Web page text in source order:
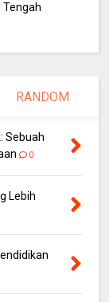
Tengah
RANDOM
Sebuah
0
Lebih